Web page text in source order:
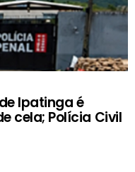
Ipatinga é
cela; Polícia Civil